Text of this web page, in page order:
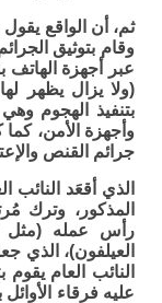
ثم، أن الواقع
وقام بتوثيق
عبر أجهزة
(ولا يزال يظهر
بتنفيذ الهجوم
وأجهزة الأمن،
جرائم القنص
الذي أقعَد النائب
المذكور، وترك
رأس عمله
العيلفون)، الذي
النائب العام
عليه فرقاء